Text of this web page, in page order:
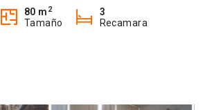
80 m 2
Tamaño
3
Recamara